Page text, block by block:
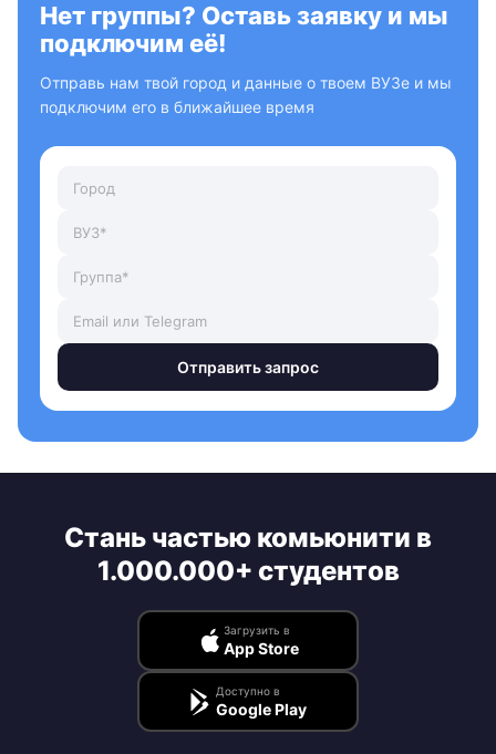
Нет группы? Оставь заявку и мы
подключим её!
Отправь нам твой город и данные о твоем ВУЗе и мы
подключим его в ближайшее время
Отправить запрос
Стань частью комьюнити в
1.000.000+ студентов
Загрузить в
App Store
Доступно в
Google Play